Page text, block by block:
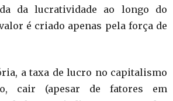
da lucratividade ao longo do
é criado apenas pela força de
a taxa de lucro no capitalismo
cair (apesar de fatores em